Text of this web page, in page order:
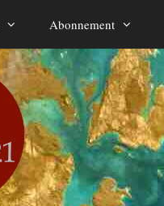
Abonnement